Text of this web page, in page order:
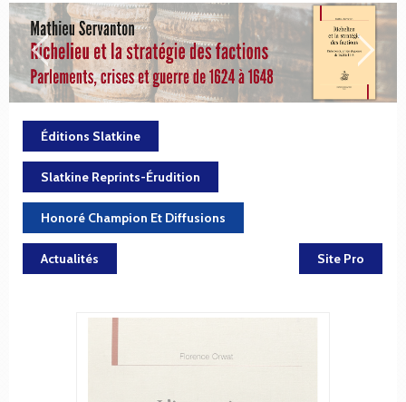
Éditions Slatkine
Slatkine Reprints-Érudition
Honoré Champion Et Diffusions
Actualités Site Pro